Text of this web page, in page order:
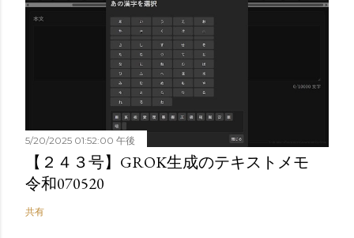
5/20/2025 01:52:00 午後
【２４３号】GROK生成のテキストメモ
令和070520
共有